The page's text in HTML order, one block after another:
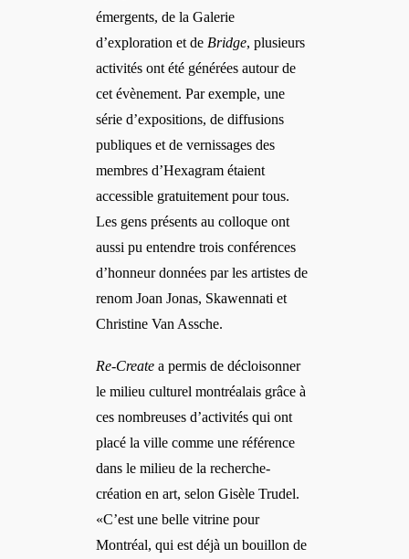
émergents, de la Galerie
d’exploration et de Bridge, plusieurs
activités ont été générées autour de
cet évènement. Par exemple, une
série d’expositions, de diffusions
publiques et de vernissages des
membres d’Hexagram étaient
accessible gratuitement pour tous.
Les gens présents au colloque ont
aussi pu entendre trois conférences
d’honneur données par les artistes de
renom Joan Jonas, Skawennati et
Christine Van Assche.
Re-Createa permis de décloisonner
le milieu culturel montréalais grâce à
ces nombreuses d’activités qui ont
placé la ville comme une référence
dans le milieu de la recherche-
création en art, selon Gisèle Trudel.
«C’est une belle vitrine pour
Montréal, qui est déjà un bouillon de